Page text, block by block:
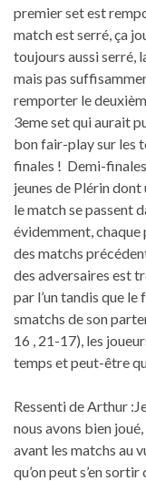
premier set est
match est serré, ça
toujours aussi serré,
mais pas
remporter le
3eme set qui aurait
bon fair-play sur les
finales ! Demi-
jeunes de Plérin dont
le match se passent
évidemment,
des matchs
des adversaires est
par l’un tandis que
smatchs de son
16 , 21-17), les
temps et peut-être
Ressenti de Arthur
nous avons bien
avant les matchs au
qu’on peut s’en